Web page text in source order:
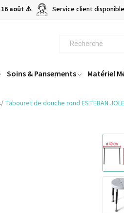
août ⚠️ Service client
Soins & Pansements Matériel
Tabouret de douche rond ESTEBAN